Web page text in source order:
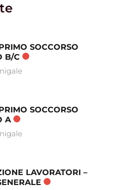
SOCCORSO
B/C
SOCCORSO
A
LAVORATORI –